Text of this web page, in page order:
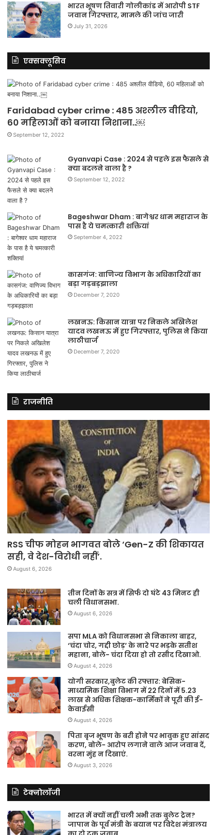
भारत भूषण तिवारी गोलीकांड में आरोपी STF
जवान गिरफ्तार, मामले की जांच जारी
July 31, 2026
एक्सक्लूसिव
Faridabad cyber crime : 485 अश्लील वीडियो,
60 महिलाओं को बनाया निशाना..￼
September 12, 2022
Gyanvapi Case : 2024 से पहले इस फैसले से
क्या बदलने वाला है ?
September 12, 2022
Bageshwar Dham : बागेश्वर धाम महाराज के
पास है ये चमत्कारी शक्तियां
September 4, 2022
कासगंज: वाणिज्य विभाग के अधिकारियों का
बड़ा गड़बड़झाला
December 7, 2020
लखनऊ: किसान यात्रा पर निकले अखिलेश
यादव लखनऊ में हुए गिरफ्तार, पुलिस ने किया
लाठीचार्ज
December 7, 2020
राजनीति
RSS चीफ मोहन भागवत बोले ‘Gen-Z की शिकायत
सही, वे देश-विरोधी नहीं’.
August 6, 2026
तीन दिनों के सत्र में सिर्फ दो घंटे 43 मिनट ही
चली विधानसभा.
August 6, 2026
सपा MLA को विधानसभा से निकाला बाहर,
‘चंदा चोर, गद्दी छोड़’ के नारे पर भड़के सतीश
महाना, बोले- चंदा दिया हो तो रसीद दिखाओ.
August 4, 2026
योगी सरकार,बुलेट की रफ्तार: बेसिक-
माध्यमिक शिक्षा विभाग में 22 दिनों में 5.23
लाख से अधिक शिक्षक-कार्मिकों ने पूरी की ई-
केवाईसी
August 4, 2026
पिता बृज भूषण के बरी होने पर भावुक हुए सांसद
करण, बोले- आरोप लगाने वाले आज जवाब दें,
वरना मुंह न दिखाएं.
August 3, 2026
टेक्नोलॉजी
भारत में क्यों नहीं चली अभी तक बुलेट ट्रेन?
जापान के पूर्व मंत्री के बयान पर विदेश मंत्रालय